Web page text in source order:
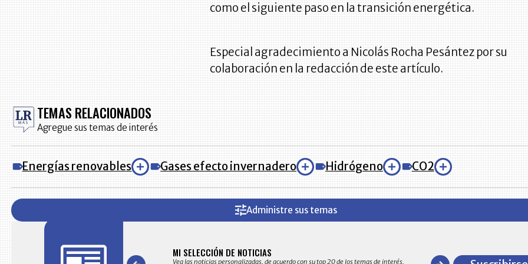
como el siguiente paso en la transición energética.
Especial agradecimiento a Nicolás Rocha Pesántez por su
colaboración en la redacción de este artículo.
TEMAS RELACIONADOS
Agregue sus temas de interés
Energías renovables Gases efecto invernadero Hidrógeno CO2
Administre sus temas
noticias seleccionadas por nuestro equipo editorial MI SELECCIÓN DE NOTICIAS
Vea las noticias personalizadas, de acuerdo con su top 20 de los temas de interés.
Recopilación clasificada por sectores